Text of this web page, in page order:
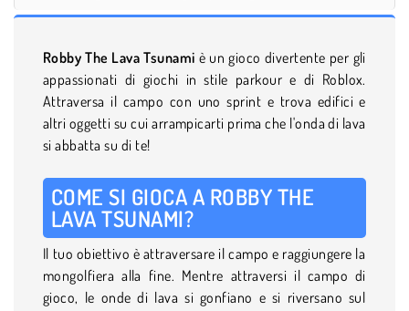
Robby The Lava Tsunami è un gioco divertente per gli
appassionati di giochi in stile parkour e di Roblox.
Attraversa il campo con uno sprint e trova edifici e
altri oggetti su cui arrampicarti prima che l'onda di lava
si abbatta su di te!
COME SI GIOCA A ROBBY THE
LAVA TSUNAMI?
Il tuo obiettivo è attraversare il campo e raggiungere la
mongolfiera alla fine. Mentre attraversi il campo di
gioco, le onde di lava si gonfiano e si riversano sul